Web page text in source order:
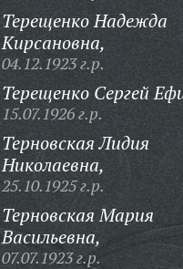
Терещенко Надежда
Кирсановна,
04.12.1923 г.р.
Терещенко Сергей
15.07.1926 г.р.
Терновская Лидия
Николаевна,
25.10.1925 г.р.
Терновская Мария
Васильевна,
07.07.1923 г.р.